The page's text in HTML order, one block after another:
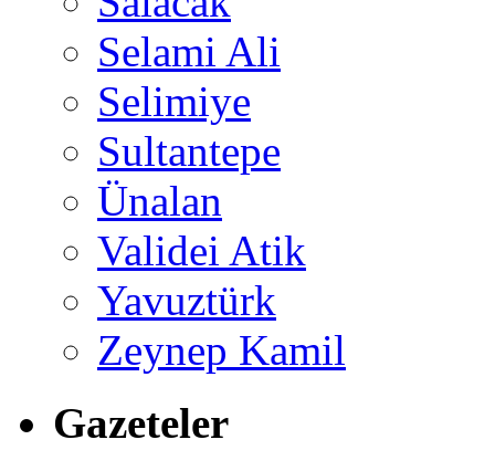
Selami Ali
Selimiye
Sultantepe
Ünalan
Validei Atik
Yavuztürk
Zeynep Kamil
Gazeteler